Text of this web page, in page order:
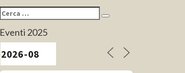
Cerca:
Cerca
Eventi 2025